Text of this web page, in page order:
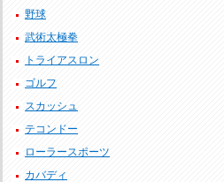
野球
武術太極拳
トライアスロン
ゴルフ
スカッシュ
テコンドー
ローラースポーツ
カバディ